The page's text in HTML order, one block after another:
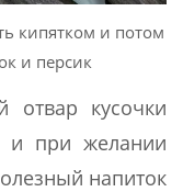
кипятком и потом
и персик
отвар кусочки
и при желании
напиток